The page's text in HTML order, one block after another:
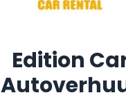
Edition